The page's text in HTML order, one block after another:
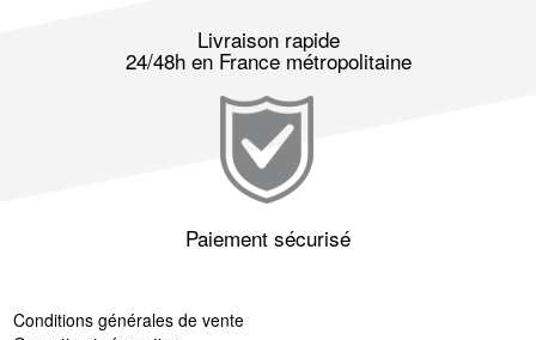
Livraison rapide
24/48h en France métropolitaine
Paiement sécurisé
Conditions générales de vente